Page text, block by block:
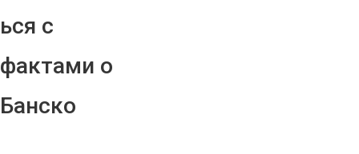
ься с
фактами о
Банско